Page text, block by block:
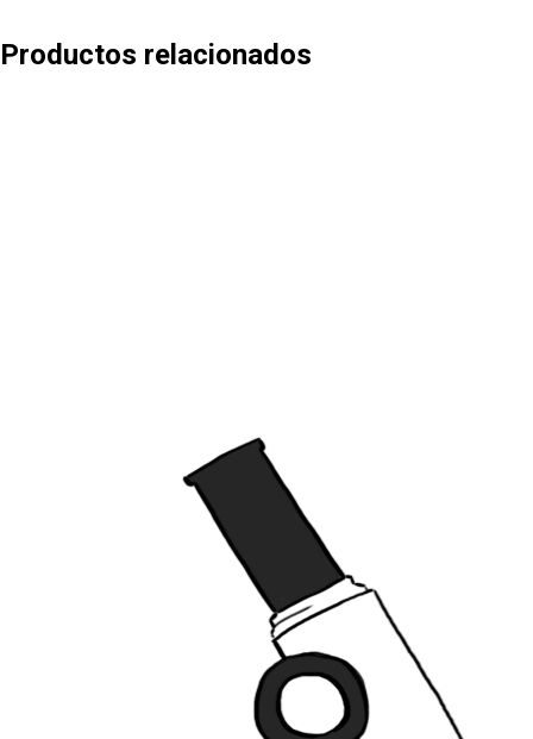
Productos relacionados